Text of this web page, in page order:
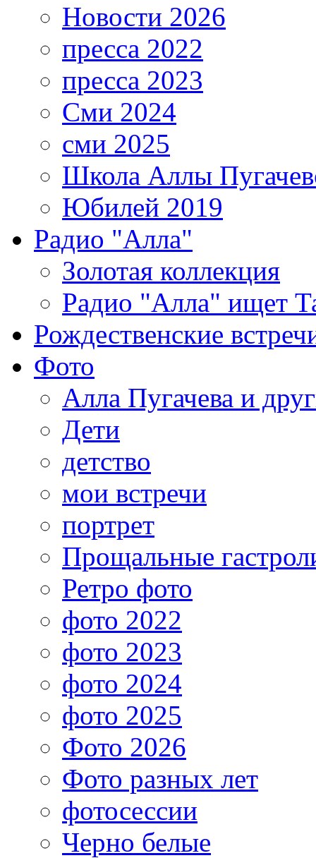
Новости 2026
пресса 2022
пресса 2023
Сми 2024
сми 2025
Школа Аллы
Юбилей 2019
Радио "Алла"
Золотая коллекция
Радио "Алла" ищет
Рождественские
Фото
Алла Пугачева и
Дети
детство
мои встречи
портрет
Прощальные
Ретро фото
фото 2022
фото 2023
фото 2024
фото 2025
Фото 2026
Фото разных лет
фотосессии
Черно белые